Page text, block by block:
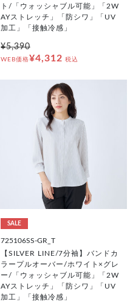
ト/「ウォッシャブル可能」「2W
AYストレッチ」「防シワ」「UV
加工」「接触冷感」
¥5,390
WEB価格¥4,312 税込
SALE
725106SS-GR_T
【SILVER LINE/7分袖】バンドカ
ラープルオーバー/ホワイト×グレ
ー/「ウォッシャブル可能」「2W
AYストレッチ」「防シワ」「UV
加工」「接触冷感」